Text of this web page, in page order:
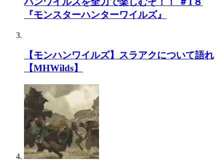
『モンスターハンターワイルズ』
【モンハンワイルズ】スラアクについて語れ
【MHWilds】